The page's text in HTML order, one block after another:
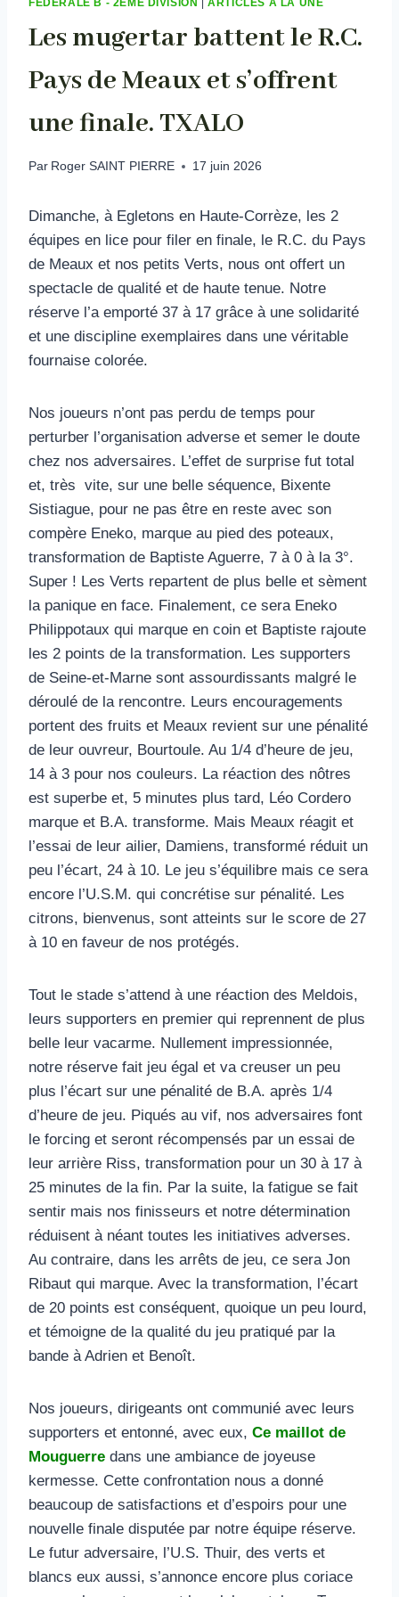
Les mugertar battent le R.C.
Pays de Meaux et s’offrent
une finale. TXALO
Par Roger SAINT PIERRE 17 juin 2026
Dimanche, à Egletons en Haute-Corrèze, les 2
équipes en lice pour filer en finale, le R.C. du Pays
de Meaux et nos petits Verts, nous ont offert un
spectacle de qualité et de haute tenue. Notre
réserve l’a emporté 37 à 17 grâce à une solidarité
et une discipline exemplaires dans une véritable
fournaise colorée.
Nos joueurs n’ont pas perdu de temps pour
perturber l’organisation adverse et semer le doute
chez nos adversaires. L’effet de surprise fut total
et, très vite, sur une belle séquence, Bixente
Sistiague, pour ne pas être en reste avec son
compère Eneko, marque au pied des poteaux,
transformation de Baptiste Aguerre, 7 à 0 à la 3°.
Super ! Les Verts repartent de plus belle et sèment
la panique en face. Finalement, ce sera Eneko
Philippotaux qui marque en coin et Baptiste rajoute
les 2 points de la transformation. Les supporters
de Seine-et-Marne sont assourdissants malgré le
déroulé de la rencontre. Leurs encouragements
portent des fruits et Meaux revient sur une pénalité
de leur ouvreur, Bourtoule. Au 1/4 d’heure de jeu,
14 à 3 pour nos couleurs. La réaction des nôtres
est superbe et, 5 minutes plus tard, Léo Cordero
marque et B.A. transforme. Mais Meaux réagit et
l’essai de leur ailier, Damiens, transformé réduit un
peu l’écart, 24 à 10. Le jeu s’équilibre mais ce sera
encore l’U.S.M. qui concrétise sur pénalité. Les
citrons, bienvenus, sont atteints sur le score de 27
à 10 en faveur de nos protégés.
Tout le stade s’attend à une réaction des Meldois,
leurs supporters en premier qui reprennent de plus
belle leur vacarme. Nullement impressionnée,
notre réserve fait jeu égal et va creuser un peu
plus l’écart sur une pénalité de B.A. après 1/4
d’heure de jeu. Piqués au vif, nos adversaires font
le forcing et seront récompensés par un essai de
leur arrière Riss, transformation pour un 30 à 17 à
25 minutes de la fin. Par la suite, la fatigue se fait
sentir mais nos finisseurs et notre détermination
réduisent à néant toutes les initiatives adverses.
Au contraire, dans les arrêts de jeu, ce sera Jon
Ribaut qui marque. Avec la transformation, l’écart
de 20 points est conséquent, quoique un peu lourd,
et témoigne de la qualité du jeu pratiqué par la
bande à Adrien et Benoît.
Nos joueurs, dirigeants ont communié avec leurs
supporters et entonné, avec eux, Ce maillot de
Mouguerre dans une ambiance de joyeuse
kermesse. Cette confrontation nous a donné
beaucoup de satisfactions et d’espoirs pour une
nouvelle finale disputée par notre équipe réserve.
Le futur adversaire, l’U.S. Thuir, des verts et
blancs eux aussi, s’annonce encore plus coriace